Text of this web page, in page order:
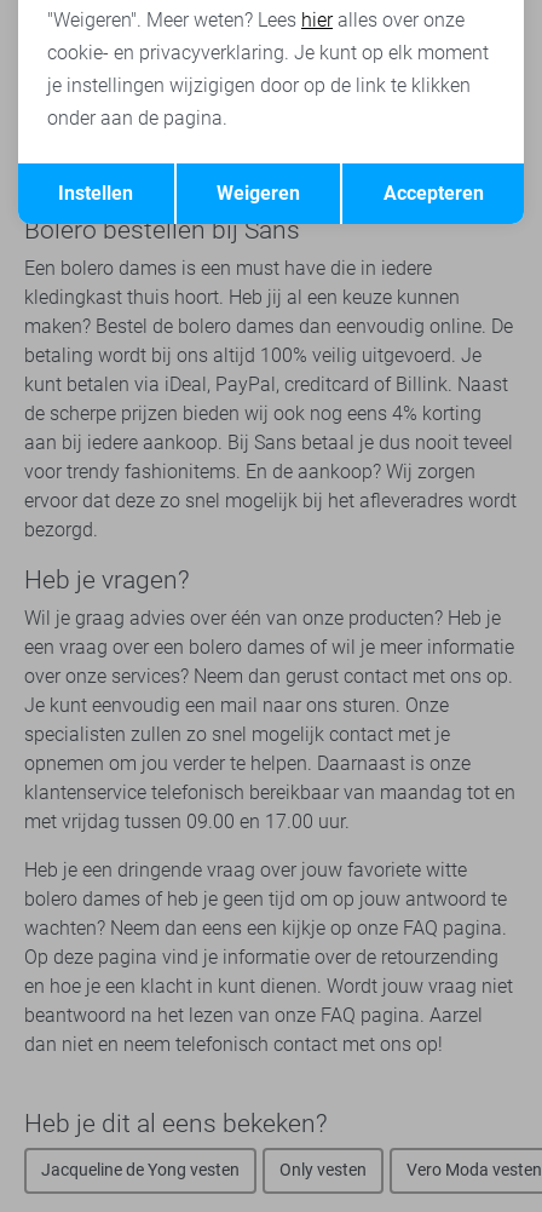
stijlvolle uitstraling. Ben je op zoek naar een meer
sportieve uitstraling? Dan is een bolero vestje een
uitstekende keuze. Sans heeft verschillende kleuren op
voorraad, waardoor combineren eenvoudig is. Ga je voor
stoer en elegant, kies dan voor een zwarte bolero dames.
witte of dusty rose bolero dames een goede keuze.
Bolero bestellen bij Sans
Een bolero dames is een must have die in iedere
kledingkast thuis hoort. Heb jij al een keuze kunnen
maken? Bestel de bolero dames dan eenvoudig online. De
betaling wordt bij ons altijd 100% veilig uitgevoerd. Je
kunt betalen via iDeal, PayPal, creditcard of Billink. Naast
de scherpe prijzen bieden wij ook nog eens 4% korting
aan bij iedere aankoop. Bij Sans betaal je dus nooit teveel
voor trendy fashionitems. En de aankoop? Wij zorgen
ervoor dat deze zo snel mogelijk bij het afleveradres wordt
bezorgd.
Heb je vragen?
Wil je graag advies over één van onze producten? Heb je
een vraag over een bolero dames of wil je meer informatie
over onze services? Neem dan gerust contact met ons op.
Je kunt eenvoudig een mail naar ons sturen. Onze
specialisten zullen zo snel mogelijk contact met je
opnemen om jou verder te helpen. Daarnaast is onze
klantenservice telefonisch bereikbaar van maandag tot en
met vrijdag tussen 09.00 en 17.00 uur.
Heb je een dringende vraag over jouw favoriete witte
bolero dames of heb je geen tijd om op jouw antwoord te
wachten? Neem dan eens een kijkje op onze FAQ pagina.
Op deze pagina vind je informatie over de retourzending
en hoe je een klacht in kunt dienen. Wordt jouw vraag niet
beantwoord na het lezen van onze FAQ pagina. Aarzel
dan niet en neem telefonisch contact met ons op!
Heb je dit al eens bekeken?
Jacqueline de Yong vesten Only vesten Vero Moda vesten
Terug Opslaan
"Weigeren". Meer weten? Lees hieralles over onze
cookie- en privacyverklaring. Je kunt op elk moment
je instellingen wijzigigen door op de link te klikken
onder aan de pagina.
Accepteren
Weigeren
Instellen